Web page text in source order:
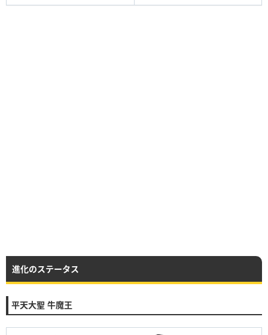
進化のステータス
平天大聖 牛魔王